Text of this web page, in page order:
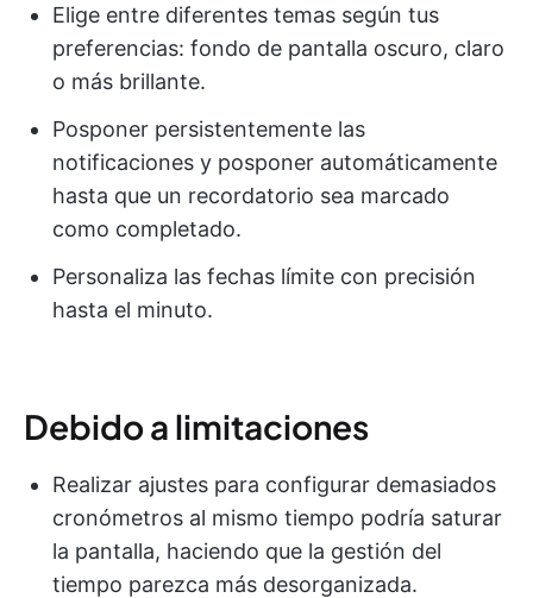
Elige entre diferentes temas según tus
preferencias: fondo de pantalla oscuro, claro
o más brillante.
Posponer persistentemente las
notificaciones y posponer automáticamente
hasta que un recordatorio sea marcado
como completado.
Personaliza las fechas límite con precisión
hasta el minuto.
Debido a limitaciones
Realizar ajustes para configurar demasiados
cronómetros al mismo tiempo podría saturar
la pantalla, haciendo que la gestión del
tiempo parezca más desorganizada.